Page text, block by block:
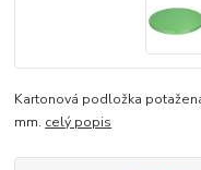
Kartonová podložka
mm. celý popis